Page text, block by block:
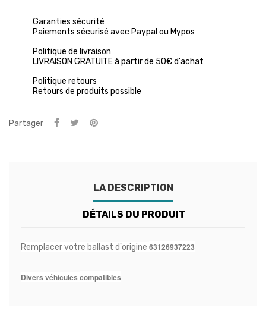
Garanties sécurité
Paiements sécurisé avec Paypal ou Mypos
Politique de livraison
LIVRAISON GRATUITE à partir de 50€ d'achat
Politique retours
Retours de produits possible
Partager
LA DESCRIPTION
DÉTAILS DU PRODUIT
Remplacer votre ballast d'origine 63126937223
Divers véhicules compatibles